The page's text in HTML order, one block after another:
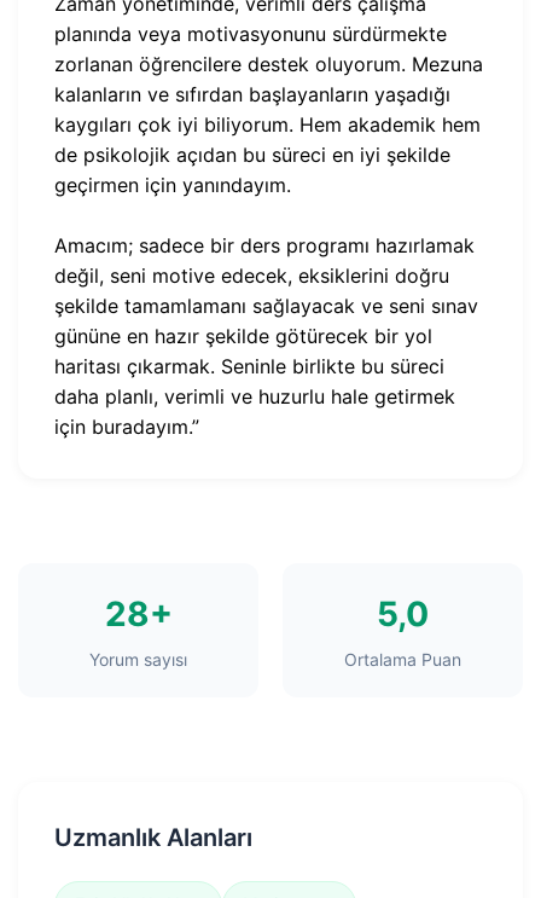
planında veya motivasyonunu sürdürmekte
zorlanan öğrencilere destek oluyorum. Mezuna
kalanların ve sıfırdan başlayanların yaşadığı
kaygıları çok iyi biliyorum. Hem akademik hem
de psikolojik açıdan bu süreci en iyi şekilde
geçirmen için yanındayım.
Amacım; sadece bir ders programı hazırlamak
değil, seni motive edecek, eksiklerini doğru
şekilde tamamlamanı sağlayacak ve seni sınav
gününe en hazır şekilde götürecek bir yol
haritası çıkarmak. Seninle birlikte bu süreci
daha planlı, verimli ve huzurlu hale getirmek
için buradayım.”
28+
Yorum sayısı
5,0
Ortalama Puan
Uzmanlık Alanları